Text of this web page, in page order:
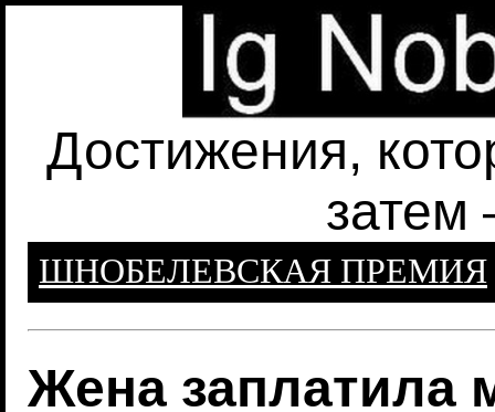
Достижения,
затем
ШНОБЕЛЕВСКАЯ ПРЕМИЯ
Жена заплатила